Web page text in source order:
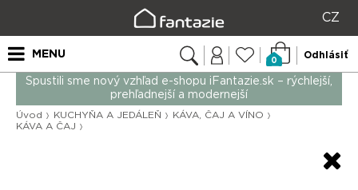
CZ
MENU
0
Odhlásiť
Spustili sme nový vzhľad e-shopu iFantazie.sk – rýchlejší,
prehľadnejší a modernejší
Úvod KUCHYŇA A JEDÁLEŇ
KÁVA, ČAJ A VÍNO
KÁVA A ČAJ